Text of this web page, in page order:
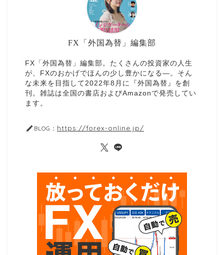
FX「外国為替」編集部
FX「外国為替」編集部。たくさんの投資家の人生
が、FXのおかげでほんの少し豊かになる—。そん
な未来を目指して2022年8月に『外国為替』を創
刊。雑誌は全国の書店およびAmazonで発売してい
ます。
BLOG： https://forex-online.jp/